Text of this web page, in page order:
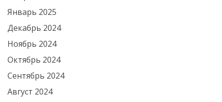
Январь 2025
Декабрь 2024
Ноябрь 2024
Октябрь 2024
Сентябрь 2024
Август 2024